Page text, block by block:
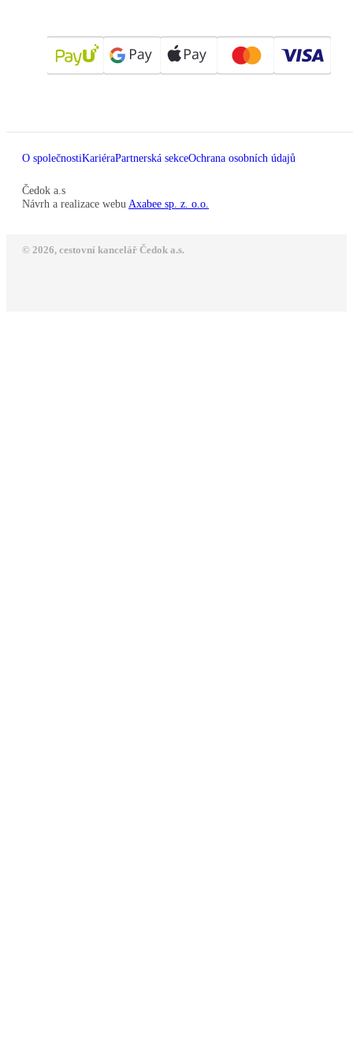
O společnostiKariéraPartnerská sekceOchrana osobních údajů
Čedok a.s
Návrh a realizace webu Axabee sp. z. o.o.
© 2026, cestovní kancelář Čedok a.s.